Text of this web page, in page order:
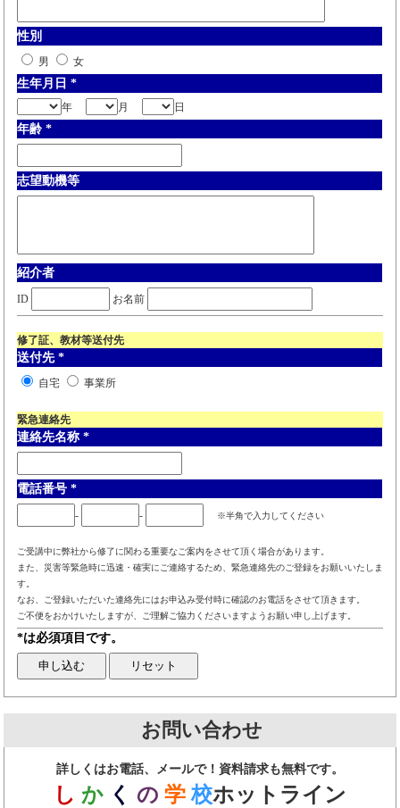
性別
男 女
生年月日 *
年 月 日
年齢 *
志望動機等
紹介者
ID お名前
修了証、教材等送付先
送付先 *
自宅 事業所
緊急連絡先
連絡先名称 *
電話番号 *
- - ※半角で入力してください
ご受講中に弊社から修了に関わる重要なご案内をさせて頂く場合があります。
また、災害等緊急時に迅速・確実にご連絡するため、緊急連絡先のご登録をお願いいたしま
す。
なお、ご登録いただいた連絡先にはお申込み受付時に確認のお電話をさせて頂きます。
ご不便をおかけいたしますが、ご理解ご協力くださいますようお願い申し上げます。
*は必須項目です。
お問い合わせ
詳しくはお電話、メールで！資料請求も無料です。
し か く の 学 校ホットライン